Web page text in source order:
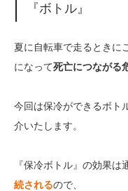
『ボトル』
夏に自転車で走るときに
になって死亡につながる
今回は保冷ができるボト
介いたします。
『保冷ボトル』の効果は
続されるので、